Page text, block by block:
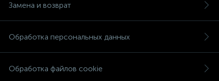
Замена и возврат
Обработка персональных данных
Обработка файлов cookie